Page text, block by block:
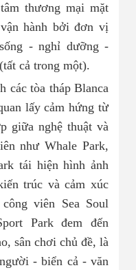
thương mại mặt
hành bởi đơn vị
- nghỉ dưỡng -
cả trong một).
các tòa tháp Blanca
lấy cảm hứng từ
giữa nghệ thuật và
như Whale Park,
tái hiện hình ảnh
trúc và cảm xúc
viên Sea Soul
Park đem đến
sân chơi chủ đề, là
- biển cả - văn